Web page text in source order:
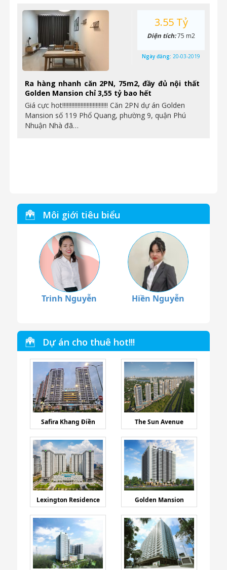
Ra hàng nhanh căn 2PN, 75m2, đầy đủ nội thất
Golden Mansion chỉ 3,55 tỷ bao hết
Giá cực hot!!!!!!!!!!!!!!!!!!!!!!!!!!!!!! Căn 2PN dự án Golden
Mansion số 119 Phổ Quang, phường 9, quận Phú
Nhuận Nhà đã…
3.55 Tỷ
Diện tích:75 m2
Ngày đăng: 20-03-2019
Môi giới tiêu biểu
Trinh Nguyễn Hiền Nguyễn
Dự án cho thuê hot!!!
Safira Khang Điền The Sun Avenue
Lexington Residence Golden Mansion